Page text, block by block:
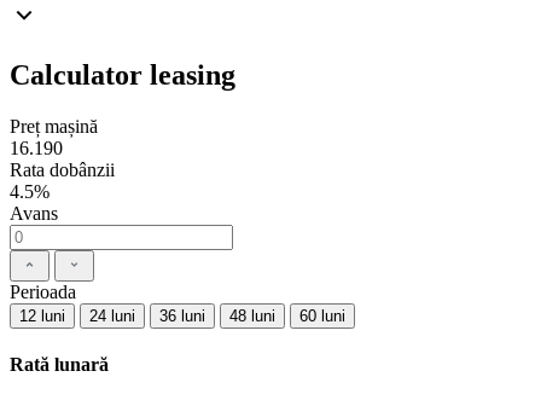
Calculator leasing
Preț mașină
16.190
Rata dobânzii
4.5%
Avans
Perioada
12 luni 24 luni 36 luni 48 luni 60 luni
Rată lunară